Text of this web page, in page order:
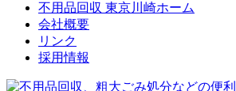
不用品回収 東京川崎ホーム
会社概要
リンク
採用情報